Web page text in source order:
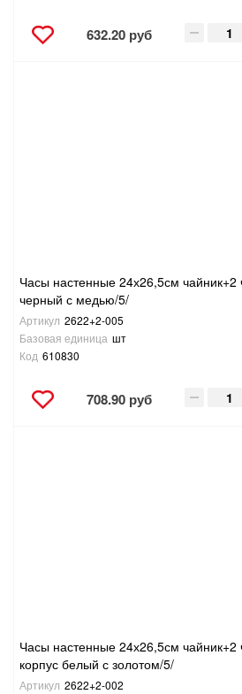
ЭЛЕКТРОМОНТАЖНЫЕ ТОВАРЫ,
632.20 руб
Часы настенные 24х26,5см чайник+2
черный с медью/5/
Артикул 2622+2-005
Базовая единица шт
Код 610830
708.90 руб
Часы настенные 24х26,5см чайник+2
корпус белый с золотом/5/
Артикул 2622+2-002